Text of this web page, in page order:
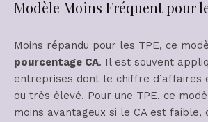
Modèle Moins Fréquent pour
Moins répandu pour les TPE, ce
pourcentage CA. Il est souvent
entreprises dont le chiffre d’affaires
ou très élevé. Pour une TPE, ce
moins avantageux si le CA est faible,